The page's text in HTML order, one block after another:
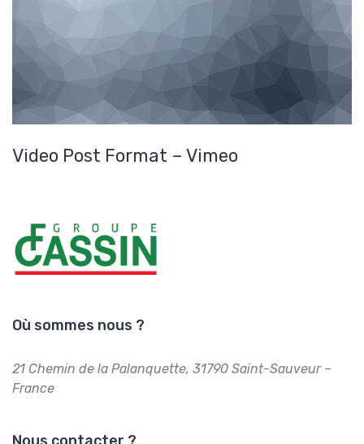
Video Post Format – Vimeo
Où sommes nous ?
21 Chemin de la Palanquette, 31790 Saint-Sauveur –
France
Nous contacter ?